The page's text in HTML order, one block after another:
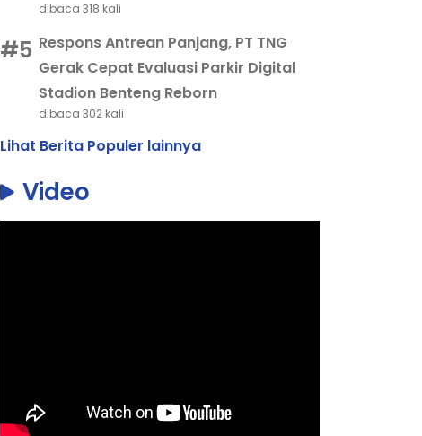
dibaca 318 kali
#5 Respons Antrean Panjang, PT TNG
Gerak Cepat Evaluasi Parkir Digital
Stadion Benteng Reborn
dibaca 302 kali
Lihat Berita Populer lainnya
Video